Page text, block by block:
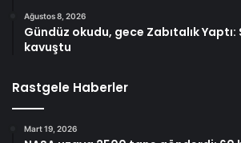
Ağustos 8, 2026
Gündüz okudu, gece Zabıtalık
kavuştu
Rastgele Haberler
Mart 19, 2026